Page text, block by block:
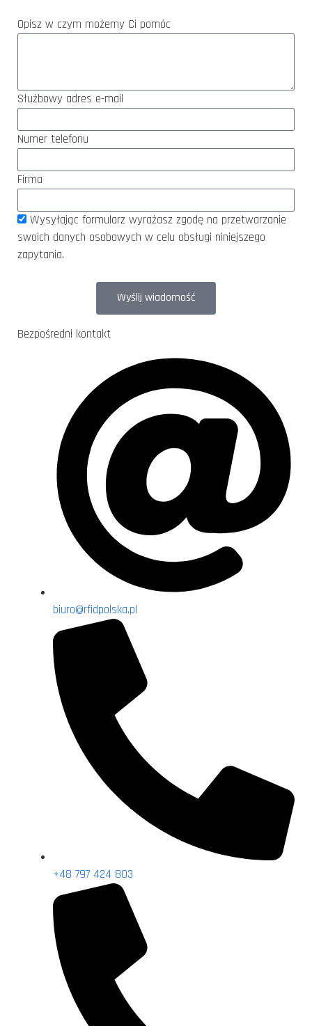
Opisz w czym możemy Ci pomóc
Służbowy adres e-mail
Numer telefonu
Firma
Wysyłając formularz wyrażasz zgodę na przetwarzanie
swoich danych osobowych w celu obsługi niniejszego
zapytania.
Wyślij wiadomość
Bezpośredni kontakt
biuro@rfidpolska.pl
+48 797 424 803